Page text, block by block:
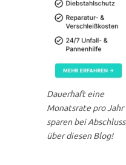
Dauerhaft eine
Monatsrate pro Jahr
sparen bei Abschluss
über diesen Blog!